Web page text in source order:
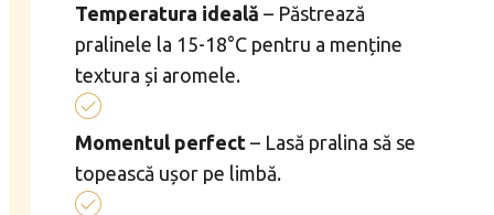
Temperatura ideală – Păstrează
pralinele la 15-18°C pentru a menține
textura și aromele.
Momentul perfect – Lasă pralina să se
topească ușor pe limbă.